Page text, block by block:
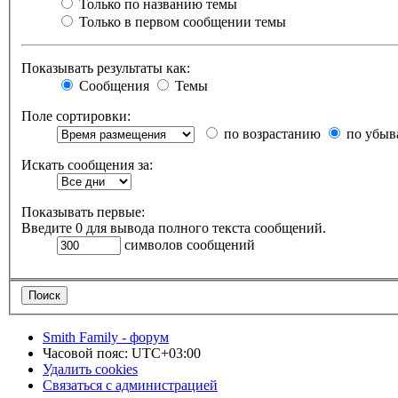
Только по названию темы
Только в первом сообщении темы
Показывать результаты как:
Сообщения
Темы
Поле сортировки:
по возрастанию
по
Искать сообщения за:
Показывать первые:
Введите 0 для вывода полного текста сообщений.
символов сообщений
Smith Family - форум
Часовой пояс: UTC+03:00
Удалить cookies
Связаться с администрацией